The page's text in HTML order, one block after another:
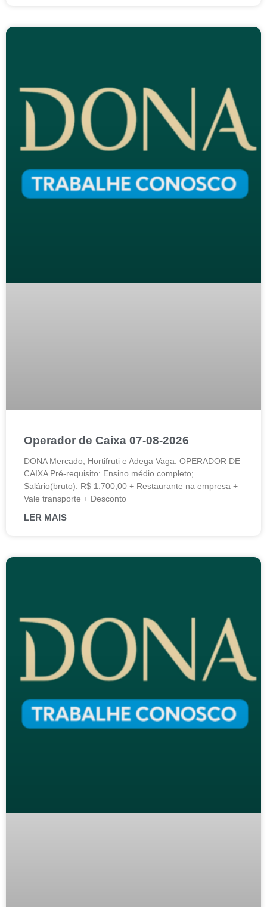
Operador de Caixa 07-08-2026
DONA Mercado, Hortifruti e Adega Vaga: OPERADOR DE
CAIXA Pré-requisito: Ensino médio completo;
Salário(bruto): R$ 1.700,00 + Restaurante na empresa +
Vale transporte + Desconto
LER MAIS